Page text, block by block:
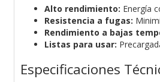
Alto rendimiento: Energía
Resistencia a fugas:
Rendimiento a bajas
Listas para usar:
Especificaciones